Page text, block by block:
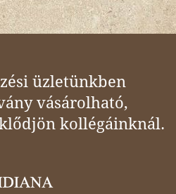
üzletünkben
vásárolható,
kollégáinknál.